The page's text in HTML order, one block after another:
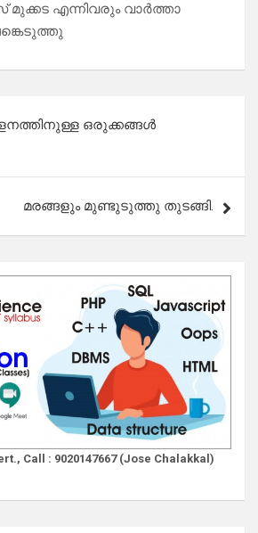
എന്നിവരും വാർത്താ
ഒരുക്കങ്ങൾ
മരങ്ങളും മുണ്ടുടുത്തു തുടങ്ങി.
Call : 9020147667 (Jose Chalakkal)